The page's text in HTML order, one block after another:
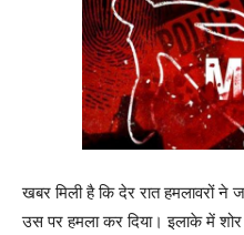
खबर मिली है कि देर रात हमलावरों ने
उस पर हमला कर दिया। इलाके में